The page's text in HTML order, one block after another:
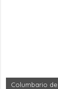
Columbario